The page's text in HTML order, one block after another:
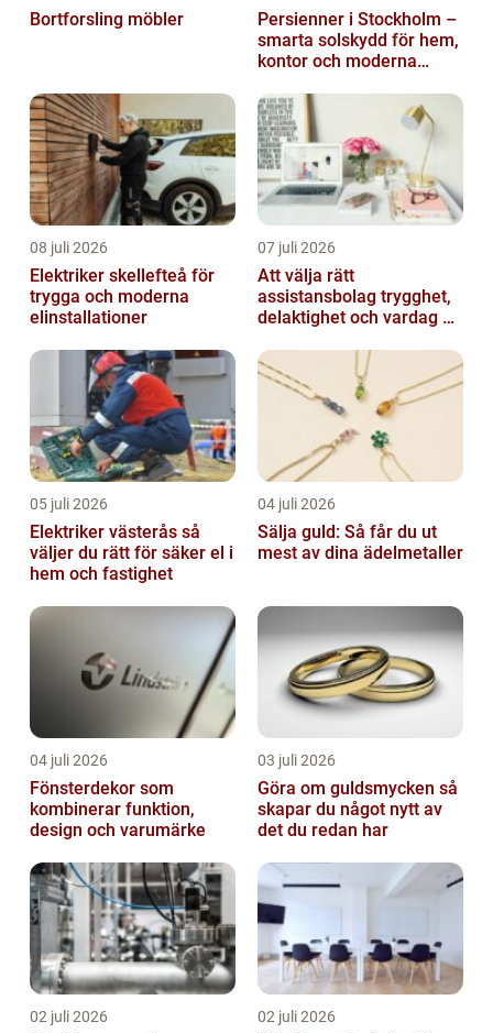
Bortforsling möbler
Persienner i Stockholm –
smarta solskydd för hem,
kontor och moderna
08 juli 2026
Elektriker skellefteå för
trygga och moderna
elinstallationer
07 juli 2026
Att välja rätt
assistansbolag trygghet,
delaktighet och vardag på
05 juli 2026
Elektriker västerås så
väljer du rätt för säker el i
hem och fastighet
04 juli 2026
Sälja guld: Så får du ut
mest av dina ädelmetaller
04 juli 2026
Fönsterdekor som
kombinerar funktion,
design och varumärke
03 juli 2026
Göra om guldsmycken så
skapar du något nytt av
det du redan har
02 juli 2026 02 juli 2026